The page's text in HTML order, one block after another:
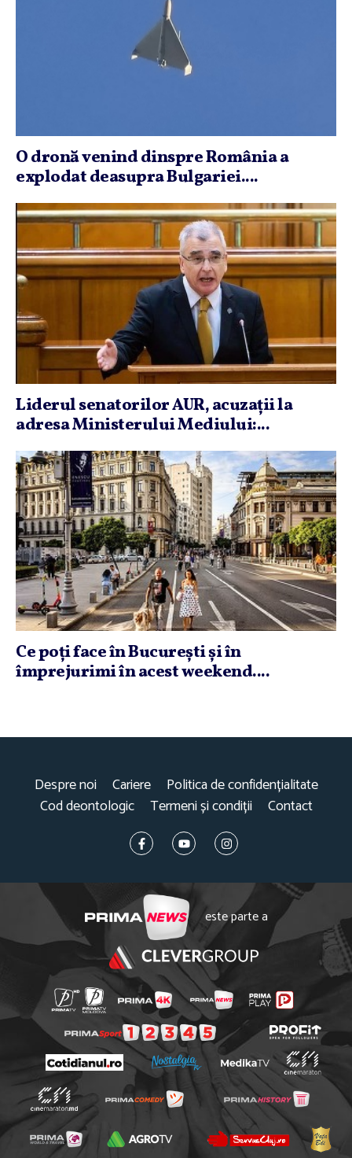
O dronă venind dinspre România a
explodat deasupra Bulgariei....
Liderul senatorilor AUR, acuzaţii la
adresa Ministerului Mediului:...
Ce poţi face în Bucureşti şi în
împrejurimi în acest weekend....
Despre noi Cariere
Politica de confidențialitate
Cod deontologic
Termeni și condiții Contact
este parte a